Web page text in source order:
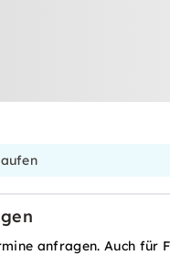
anfragen. Auch für